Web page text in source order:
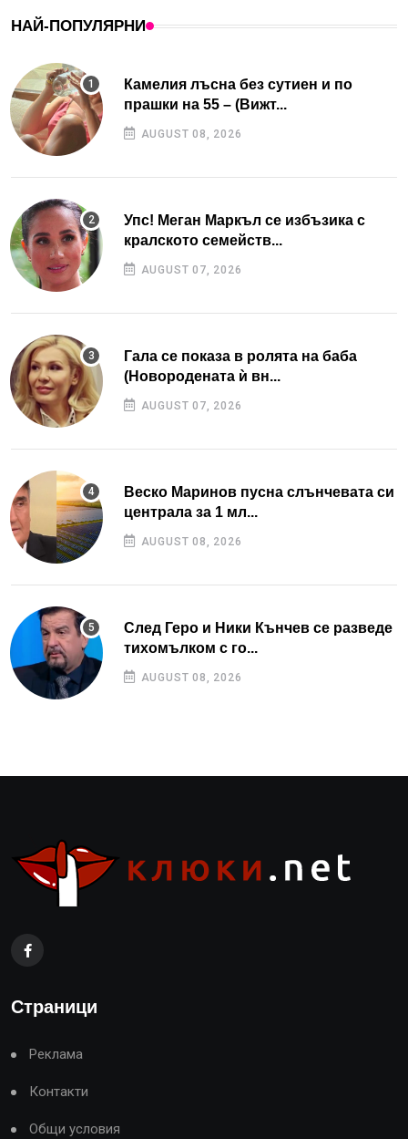
НАЙ-ПОПУЛЯРНИ
Камелия лъсна без сутиен и по
прашки на 55 – (Вижт...
AUGUST 08, 2026
Упс! Меган Маркъл се избъзика с
кралското семейств...
AUGUST 07, 2026
Гала се показа в ролята на баба
(Новородената ѝ вн...
AUGUST 07, 2026
Веско Маринов пусна слънчевата си
централа за 1 мл...
AUGUST 08, 2026
След Геро и Ники Кънчев се разведе
тихомълком с го...
AUGUST 08, 2026
Страници
Реклама
Контакти
Общи условия